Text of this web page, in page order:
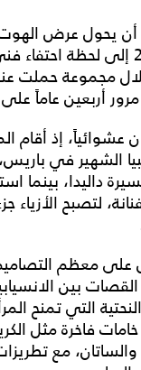
أن يحول عرض
وشتاء 2026 – 2027 إلى لحظة
عشوائياً، إذ
الشهير في
داليدا، بينما
لتصبح الأزياء
على معظم
بين
التي تمنح
فاخرة مثل
والساتان، مع